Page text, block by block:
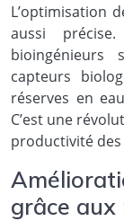
L’optimisation
aussi
capteurs
réserves en
C’est une
productivité
grâce aux